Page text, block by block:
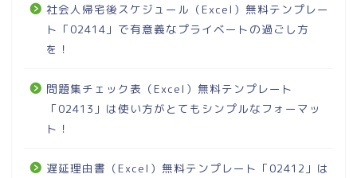
社会人帰宅後スケジュール（Excel）無料テンプレー
ト「02414」で有意義なプライベートの過ごし方
を！
問題集チェック表（Excel）無料テンプレート
「02413」は使い方がとてもシンプルなフォーマッ
ト！
遅延理由書（Excel）無料テンプレート「02412」は